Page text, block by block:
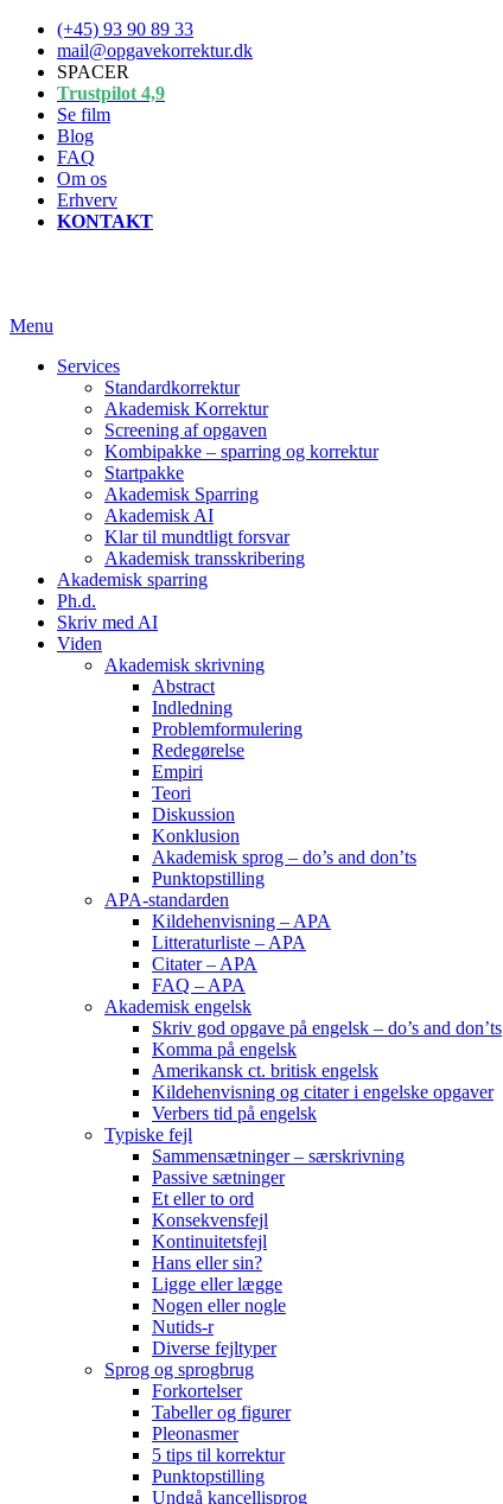
Spring
indhold
(+45) 93 90 89 33
mail@opgavekorrektur.dk
SPACER
Trustpilot 4,9
Se film
Blog
FAQ
Om os
Erhverv
KONTAKT
Menu
Services
Standardkorrektur
Akademisk Korrektur
Screening af opgaven
Kombipakke – sparring og korrektur
Startpakke
Akademisk Sparring
Akademisk AI
Klar til mundtligt forsvar
Akademisk transskribering
Akademisk sparring
Ph.d.
Skriv med AI
Viden
Akademisk skrivning
Abstract
Indledning
Problemformulering
Redegørelse
Empiri
Teori
Diskussion
Konklusion
Akademisk sprog – do’s and don’ts
Punktopstilling
APA-standarden
Kildehenvisning – APA
Litteraturliste – APA
Citater – APA
FAQ – APA
Akademisk engelsk
Skriv god opgave på engelsk – do’s and don’ts
Komma på engelsk
Amerikansk ct. britisk engelsk
Kildehenvisning og citater i engelske opgaver
Verbers tid på engelsk
Typiske fejl
Sammensætninger – særskrivning
Passive sætninger
Et eller to ord
Konsekvensfejl
Kontinuitetsfejl
Hans eller sin?
Ligge eller lægge
Nogen eller nogle
Nutids-r
Diverse fejltyper
Sprog og sprogbrug
Forkortelser
Tabeller og figurer
Pleonasmer
5 tips til korrektur
Punktopstilling
Undgå kancellisprog